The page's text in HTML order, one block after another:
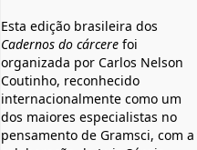
Esta edição brasileira dos
Cadernos do cárcere foi
organizada por Carlos Nelson
Coutinho, reconhecido
internacionalmente como um
dos maiores especialistas no
pensamento de Gramsci, com a